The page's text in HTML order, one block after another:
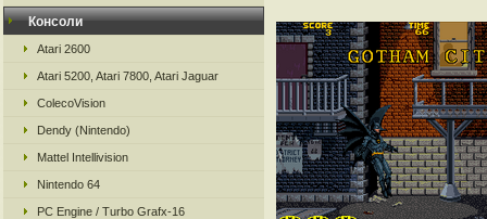
Консоли
Atari 2600
Atari 5200, Atari 7800, Atari Jaguar
ColecoVision
Dendy (Nintendo)
Mattel Intellivision
Nintendo 64
PC Engine / Turbo Grafx-16